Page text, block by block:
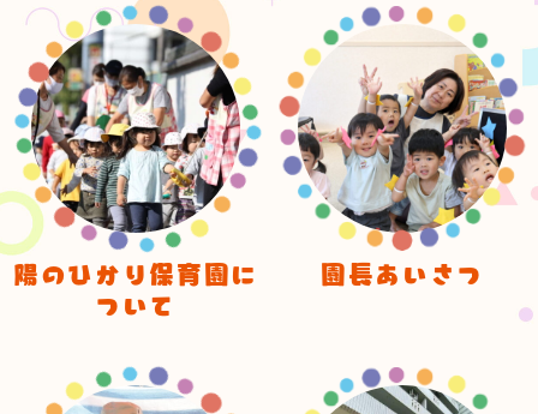
陽のひかり保育園に
ついて
園長あいさつ